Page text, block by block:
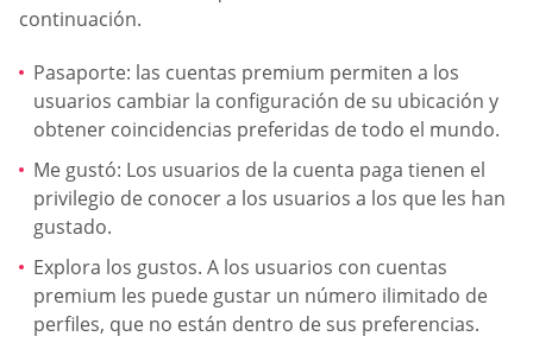
continuación.
Pasaporte: las cuentas premium permiten a los
usuarios cambiar la configuración de su ubicación y
obtener coincidencias preferidas de todo el mundo.
Me gustó: Los usuarios de la cuenta paga tienen el
privilegio de conocer a los usuarios a los que les han
gustado.
Explora los gustos. A los usuarios con cuentas
premium les puede gustar un número ilimitado de
perfiles, que no están dentro de sus preferencias.